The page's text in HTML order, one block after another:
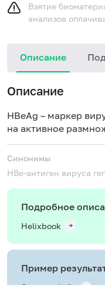
Взятие
анализов
Описание
Описание
HBeAg – маркер
на активное
Синонимы
HBе-антиген вируса
Подробное
Helixbook
Пример